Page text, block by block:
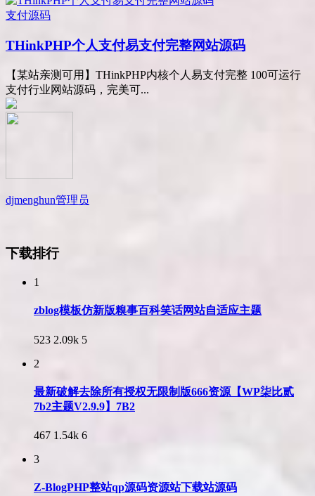
支付源码
THinkPHP个人支付易支付完整网站源码
【某站亲测可用】THinkPHP内核个人易支付完整 100可运行
支付行业网站源码，完美可...
djmenghun管理员
下载排行
1
zblog模板仿新版糗事百科笑话网站自适应主题
523 2.09k 5
2
最新破解去除所有授权无限制版666资源【WP柒比贰
7b2主题V2.9.9】7B2
467 1.54k 6
3
Z-BlogPHP整站qp源码资源站下载站源码